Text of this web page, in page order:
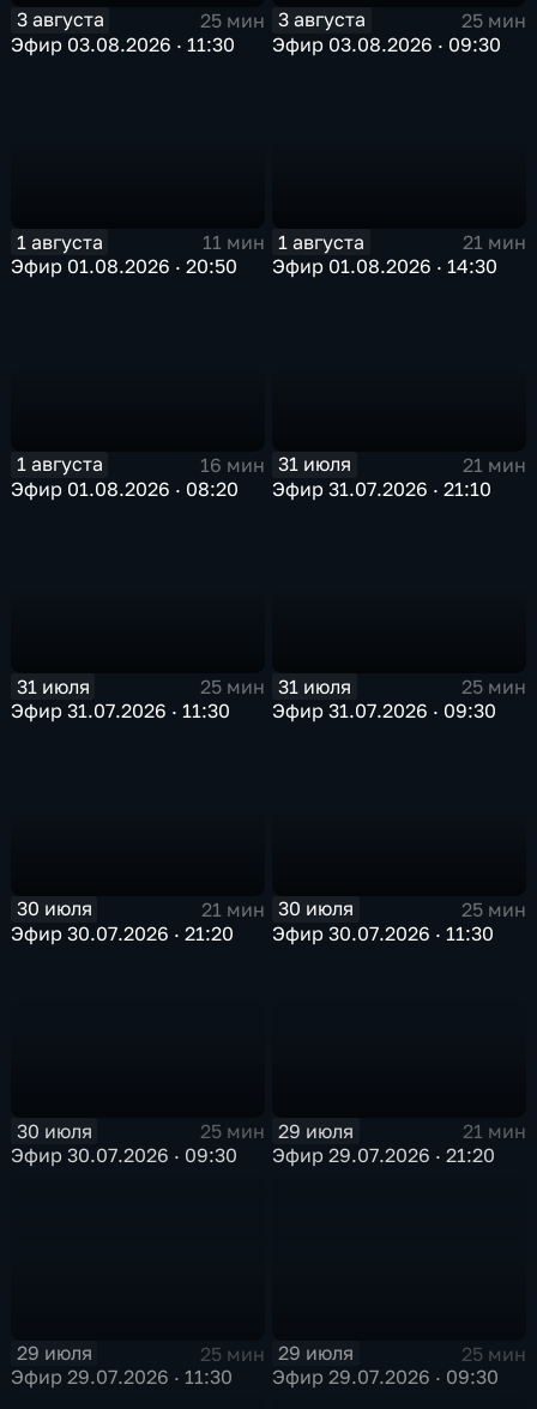
3 августа
25 мин
Эфир 03.08.2026 · 11:30
3 августа
25 мин
Эфир 03.08.2026 · 09:30
1 августа
11 мин
Эфир 01.08.2026 · 20:50
1 августа
21 мин
Эфир 01.08.2026 · 14:30
1 августа
16 мин
Эфир 01.08.2026 · 08:20
31 июля
21 мин
Эфир 31.07.2026 · 21:10
31 июля
25 мин
Эфир 31.07.2026 · 11:30
31 июля
25 мин
Эфир 31.07.2026 · 09:30
30 июля
21 мин
Эфир 30.07.2026 · 21:20
30 июля
25 мин
Эфир 30.07.2026 · 11:30
30 июля
25 мин
Эфир 30.07.2026 · 09:30
29 июля
21 мин
Эфир 29.07.2026 · 21:20
29 июля
25 мин
Эфир 29.07.2026 · 11:30
29 июля
25 мин
Эфир 29.07.2026 · 09:30